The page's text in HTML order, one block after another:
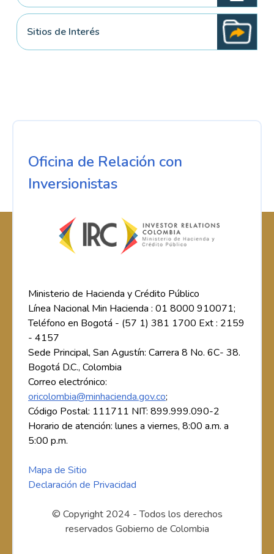
Sitios de Interés
Oficina de Relación con
Inversionistas
Ministerio de Hacienda y Crédito Público
Línea Nacional Min Hacienda : 01 8000 910071;
Teléfono en Bogotá - (57 1) 381 1700 Ext : 2159
- 4157
Sede Principal, San Agustín: Carrera 8 No. 6C- 38.
Bogotá D.C., Colombia
Correo electrónico:
oricolombia@minhacienda.gov.co;
Código Postal: 111711 NIT: 899.999.090-2
Horario de atención: lunes a viernes, 8:00 a.m. a
5:00 p.m.
Mapa de Sitio
Declaración de Privacidad
© Copyright 2024 - Todos los derechos
reservados Gobierno de Colombia